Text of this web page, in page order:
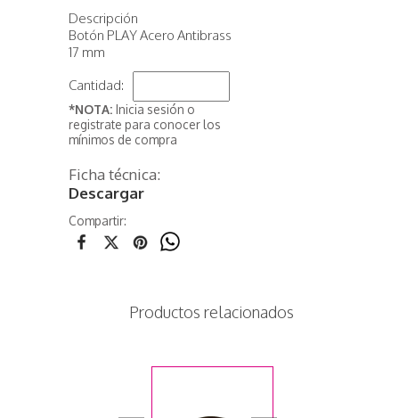
Descripción
Botón PLAY Acero Antibrass
17 mm
Cantidad:
*NOTA: Inicia sesión o
registrate para conocer los
mínimos de compra
Ficha técnica:
Descargar
Compartir:
Productos relacionados